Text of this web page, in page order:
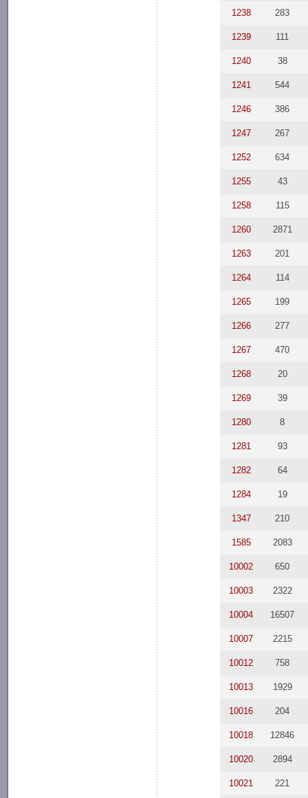
1238 283
1239 111
1240 38
1241 544
1246 386
1247 267
1252 634
1255 43
1258 115
1260 2871
1263 201
1264 114
1265 199
1266 277
1267 470
1268 20
1269 39
1280 8
1281 93
1282 64
1284 19
1347 210
1585 2083
10002 650
10003 2322
10004 16507
10007 2215
10012 758
10013 1929
10016 204
10018 12846
10020 2894
10021 221